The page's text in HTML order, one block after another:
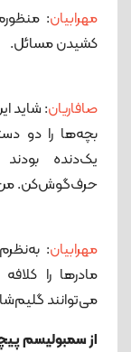
مهرابیان:
کشیدن مسائل.
صافاریان: شاید
بچه‌ها را دو
یک‌دنده
حرف‌گوش‌کن. من
مهرابیان:
مادرها را
می‌توانند
از سمبولیسم